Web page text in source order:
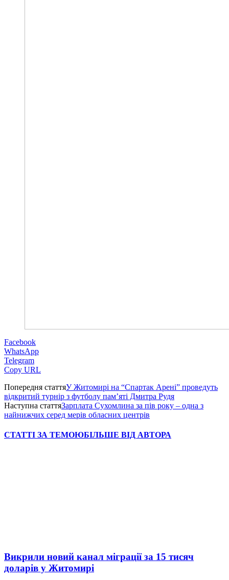
Facebook
WhatsApp
Telegram
Copy URL
Попередня статтяУ Житомирі на “Спартак Арені” проведуть
відкритий турнір з футболу пам’яті Дмитра Рудя
Наступна статтяЗарплата Сухомлина за пів року – одна з
найнижчих серед мерів обласних центрів
СТАТТІ ЗА ТЕМОЮБІЛЬШЕ ВІД АВТОРА
Викрили новий канал міграції за 15 тисяч
доларів у Житомирі